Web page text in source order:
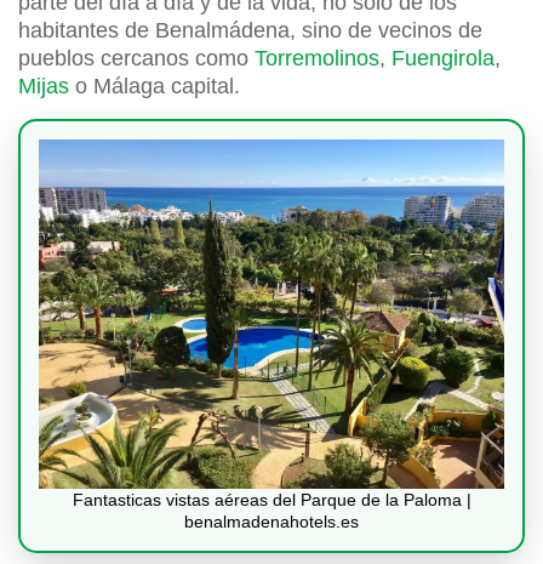
habitantes de Benalmádena, sino de vecinos de
pueblos cercanos como Torremolinos, Fuengirola,
Mijas o Málaga capital.
Fantasticas vistas aéreas del Parque de la Paloma |
benalmadenahotels.es